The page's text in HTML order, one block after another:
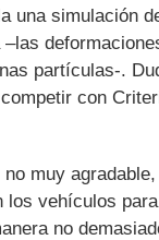
una simulación
partículas-.
con
muy
los vehículos
no